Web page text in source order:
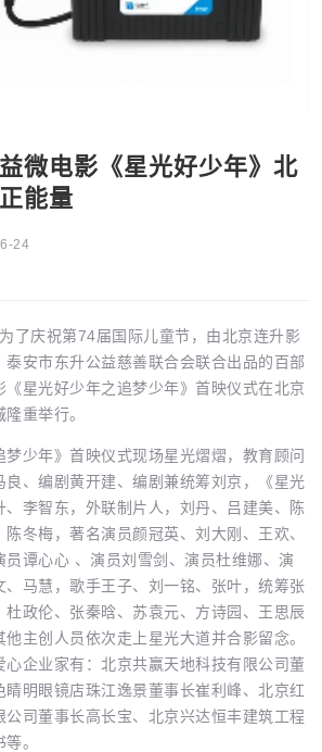
微电影《星光好少年》北
能量
24
庆祝第74届国际儿童节，由北京连升影
泰安市东升公益慈善联合会联合出品的百部
《星光好少年之追梦少年》首映仪式在北京
重举行。
少年》首映仪式现场星光熠熠，教育顾问
良、编剧黄开建、编剧兼统筹刘京，《星光
、李智东，外联制片人，刘丹、吕建美、陈
冬梅，著名演员颜冠英、刘大刚、王欢、
谭心心 、演员刘雪剑、演员杜维娜、演
、马慧，歌手王子、刘一铭、张叶，统筹张
杜政伦、张秦晗、苏袁元、方诗园、王思辰
主创人员依次走上星光大道并合影留念。
心企业家有：北京共赢天地科技有限公司董
明眼镜店珠江逸景董事长崔利峰、北京红
公司董事长高长宝、北京兴达恒丰建筑工程
。